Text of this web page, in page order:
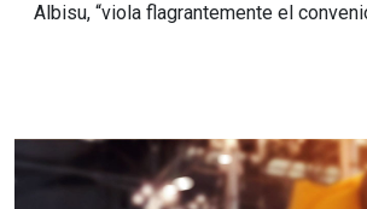
Albisu, “viola flagrantemente el
Imagen